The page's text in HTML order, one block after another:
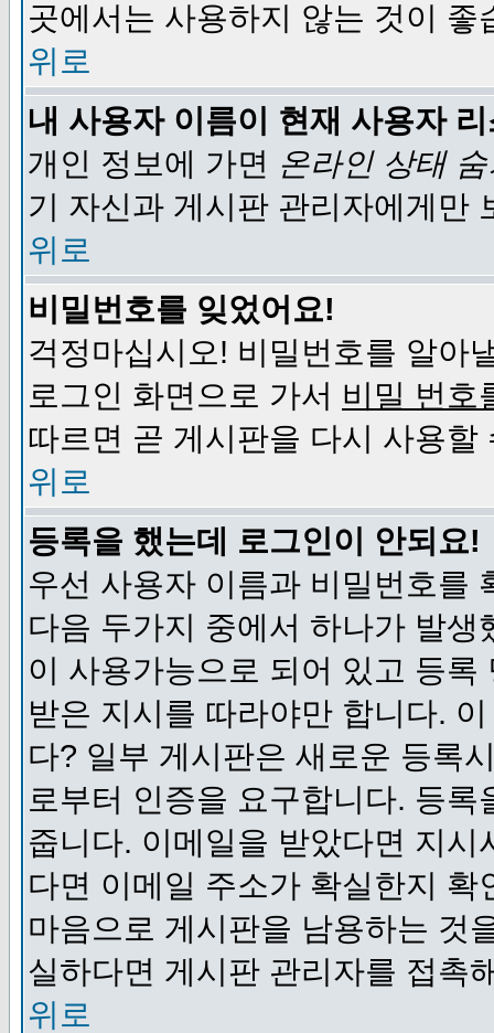
곳에서는 사용하지 않는 것이 좋
위로
내 사용자 이름이 현재 사용자
개인 정보에 가면 온라인 상태
기 자신과 게시판 관리자에게만
위로
비밀번호를 잊었어요!
걱정마십시오! 비밀번호를 알아
로그인 화면으로 가서 비밀 번호
따르면 곧 게시판을 다시 사용할
위로
등록을 했는데 로그인이 안되요!
우선 사용자 이름과 비밀번호를
다음 두가지 중에서 하나가 발
이 사용가능으로 되어 있고 등
받은 지시를 따라야만 합니다.
다? 일부 게시판은 새로운 등록
로부터 인증을 요구합니다. 등
줍니다. 이메일을 받았다면 지
다면 이메일 주소가 확실한지
마음으로 게시판을 남용하는 것
실하다면 게시판 관리자를 접촉
위로